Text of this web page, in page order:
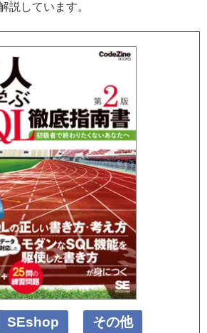
説しています。
SEshop その他